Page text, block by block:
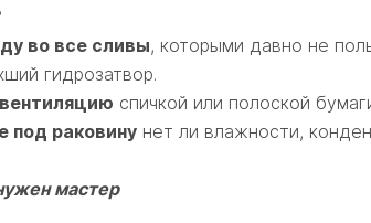
во все сливы, которыми давно не
гидрозатвор.
спичкой или полоской
под раковину нет ли влажности,
мастер